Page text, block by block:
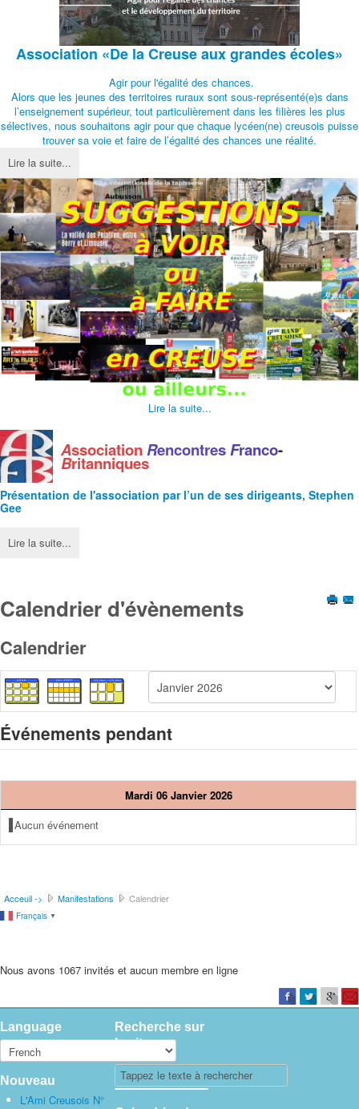
Association «De la Creuse aux grandes écoles»
Agir pour l'égalité des chances.
Alors que les jeunes des territoires ruraux sont sous-représenté(e)s dans
l’enseignement supérieur, tout particulièrement dans les filières les plus
sélectives, nous souhaitons agir pour que chaque lycéen(ne) creusois puisse
trouver sa voie et faire de l’égalité des chances une réalité.
Lire la suite...
Lire la suite...
AssociationRencontresFranco-
Britanniques
Présentation de l'association par l’un de ses dirigeants, Stephen
Gee
Lire la suite...
Calendrier d'évènements
Calendrier
Événements pendant
Mardi 06 Janvier 2026
Aucun événement
Acceuil -> Manifestations Calendrier
Français ▼
Nous avons 1067 invités et aucun membre en ligne
Language
Nouveau
L'Ami Creusois N°
Recherche sur
le site